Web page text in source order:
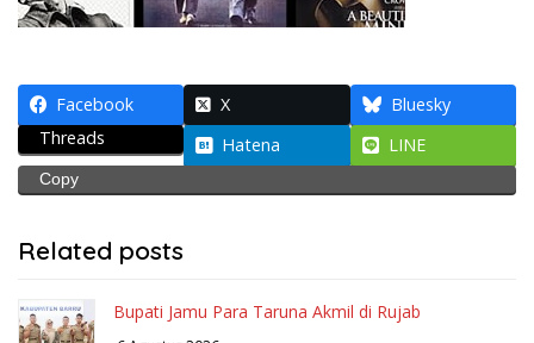
Facebook X
Bluesky
Threads
Hatena LINE
Copy
Related posts
Bupati Jamu Para Taruna Akmil di Rujab